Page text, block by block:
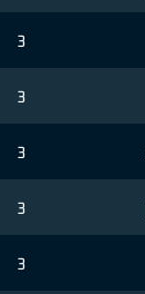
3
3
3
3
3